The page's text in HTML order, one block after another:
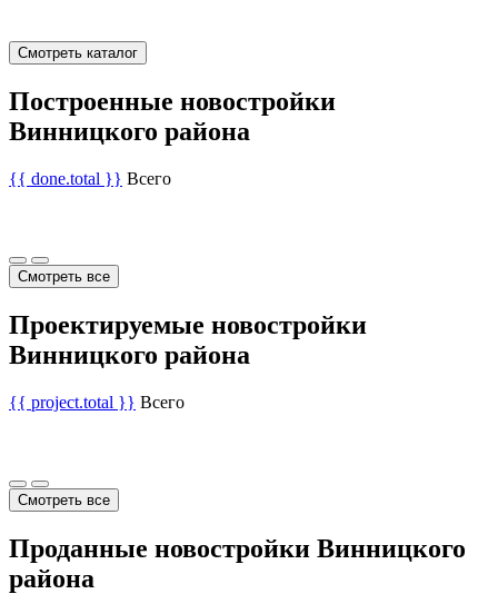
Смотреть каталог
Построенные новостройки
Винницкого района
{{ done.total }} Всего
Смотреть все
Проектируемые новостройки
Винницкого района
{{ project.total }} Всего
Смотреть все
Проданные новостройки Винницкого
района